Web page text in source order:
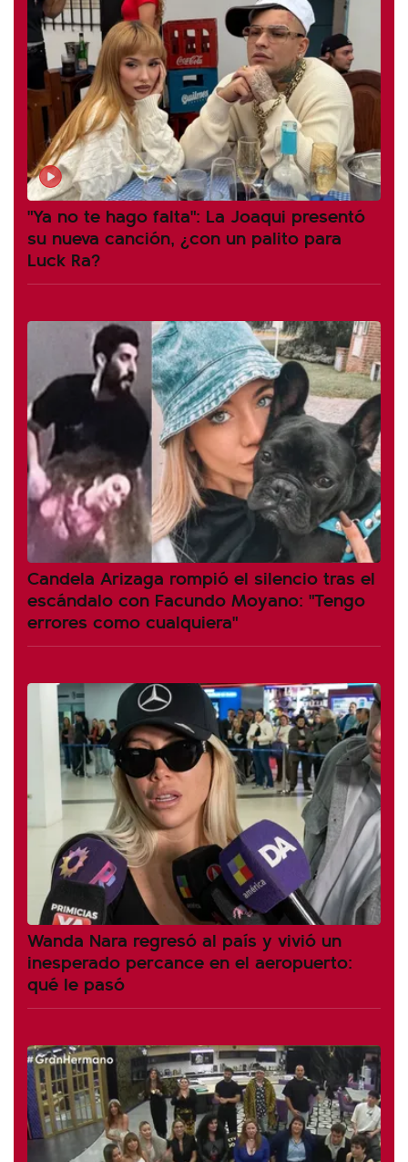
"Ya no te hago falta": La Joaqui presentó
su nueva canción, ¿con un palito para
Luck Ra?
Candela Arizaga rompió el silencio tras el
escándalo con Facundo Moyano: "Tengo
errores como cualquiera"
Wanda Nara regresó al país y vivió un
inesperado percance en el aeropuerto:
qué le pasó